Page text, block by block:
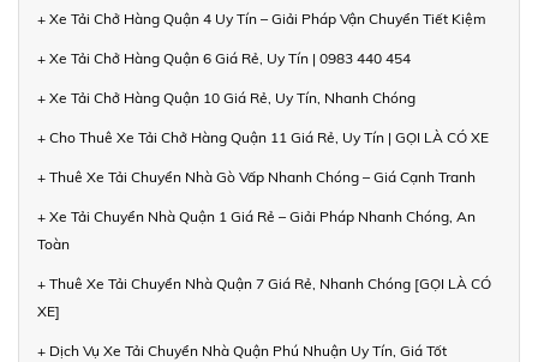
+ Xe Tải Chở Hàng Quận 4 Uy Tín – Giải Pháp Vận Chuyển Tiết Kiệm
+ Xe Tải Chở Hàng Quận 6 Giá Rẻ, Uy Tín | 0983 440 454
+ Xe Tải Chở Hàng Quận 10 Giá Rẻ, Uy Tín, Nhanh Chóng
+ Cho Thuê Xe Tải Chở Hàng Quận 11 Giá Rẻ, Uy Tín | GỌI LÀ CÓ XE
+ Thuê Xe Tải Chuyển Nhà Gò Vấp Nhanh Chóng – Giá Cạnh Tranh
+ Xe Tải Chuyển Nhà Quận 1 Giá Rẻ – Giải Pháp Nhanh Chóng, An
Toàn
+ Thuê Xe Tải Chuyển Nhà Quận 7 Giá Rẻ, Nhanh Chóng [GỌI LÀ CÓ
XE]
+ Dịch Vụ Xe Tải Chuyển Nhà Quận Phú Nhuận Uy Tín, Giá Tốt